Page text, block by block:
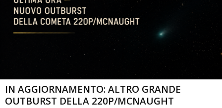
IN AGGIORNAMENTO: ALTRO GRANDE
OUTBURST DELLA 220P/MCNAUGHT